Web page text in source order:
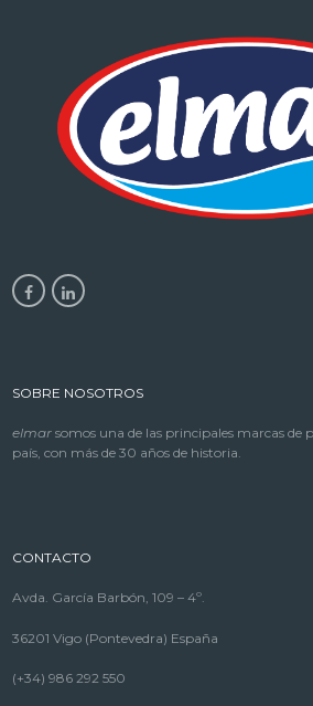
SOBRE NOSOTROS
elmar somos una de las principales marcas de
país, con más de 30 años de historia.
CONTACTO
Avda. García Barbón, 109 – 4º.
36201 Vigo (Pontevedra) España
(+34) 986 292 550